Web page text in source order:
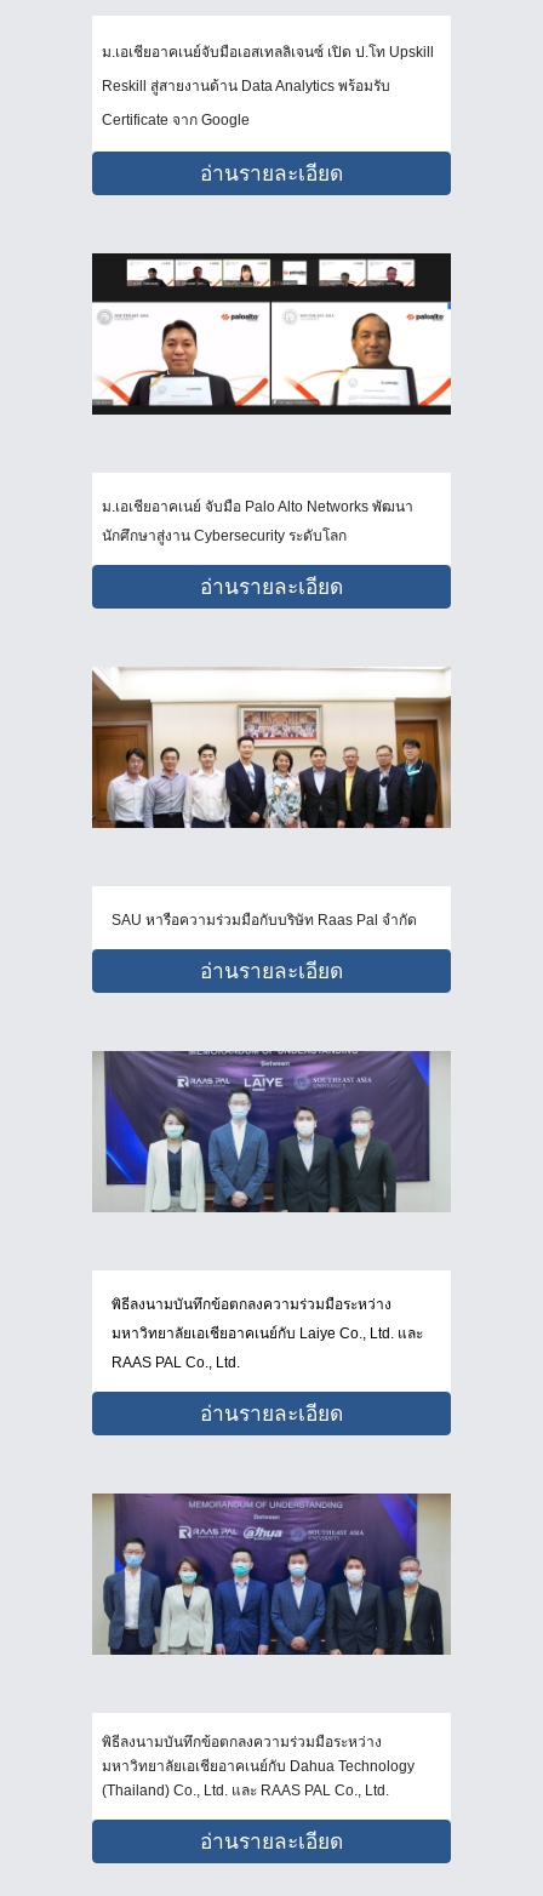
ม.เอเชียอาคเนย์จับมือเอสเทลลิเจนซ์ เปิด ป.โท Upskill
Reskill สู่สายงานด้าน Data Analytics พร้อมรับ
Certificate จาก Google
อ่านรายละเอียด
ม.เอเชียอาคเนย์ จับมือ Palo Alto Networks พัฒนา
นักศึกษาสู่งาน Cybersecurity ระดับโลก
อ่านรายละเอียด
SAU หารือความร่วมมือกับบริษัท Raas Pal จำกัด
อ่านรายละเอียด
พิธีลงนามบันทึกข้อตกลงความร่วมมือระหว่าง
มหาวิทยาลัยเอเชียอาคเนย์กับ Laiye Co., Ltd. และ
RAAS PAL Co., Ltd.
อ่านรายละเอียด
พิธีลงนามบันทึกข้อตกลงความร่วมมือระหว่าง
มหาวิทยาลัยเอเชียอาคเนย์กับ Dahua Technology
(Thailand) Co., Ltd. และ RAAS PAL Co., Ltd.
อ่านรายละเอียด